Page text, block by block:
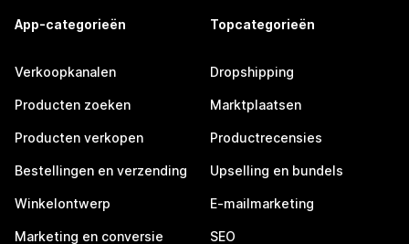
App-categorieën
Verkoopkanalen
Producten zoeken
Producten verkopen
Bestellingen en verzending
Winkelontwerp
Marketing en conversie
Topcategorieën
Dropshipping
Marktplaatsen
Productrecensies
Upselling en bundels
E-mailmarketing
SEO